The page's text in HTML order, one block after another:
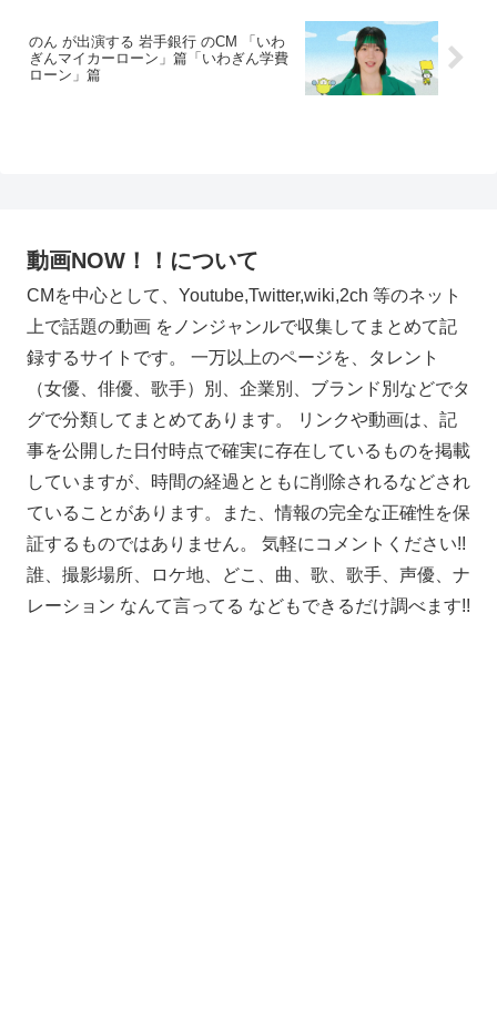
のん が出演する 岩手銀行 のCM 「いわ
ぎんマイカーローン」篇「いわぎん学費
ローン」篇
動画NOW！！について
CMを中心として、Youtube,Twitter,wiki,2ch 等のネット
上で話題の動画 をノンジャンルで収集してまとめて記
録するサイトです。 一万以上のページを、タレント
（女優、俳優、歌手）別、企業別、ブランド別などでタ
グで分類してまとめてあります。 リンクや動画は、記
事を公開した日付時点で確実に存在しているものを掲載
していますが、時間の経過とともに削除されるなどされ
ていることがあります。また、情報の完全な正確性を保
証するものではありません。 気軽にコメントください!!
誰、撮影場所、ロケ地、どこ、曲、歌、歌手、声優、ナ
レーション なんて言ってる などもできるだけ調べます!!